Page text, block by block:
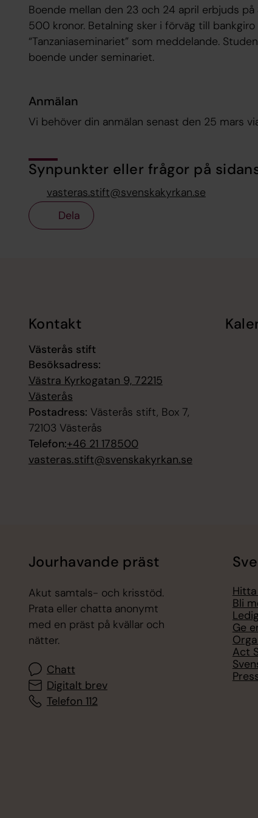
Boende mellan den 23 och 24 april erbjuds
500 kronor. Betalning sker i förväg till
“Tanzaniaseminariet” som meddelande.
boende under seminariet.
Anmälan
Vi behöver din anmälan senast den 25 mars
Synpunkter eller frågor på
vasteras.stift@svenskakyrkan.se
Dela
Kontakt
Västerås stift
Besöksadress:
Västra Kyrkogatan 9, 72215
Västerås
Postadress: Västerås stift, Box 7,
72103 Västerås
Telefon:+46 21 178500
vasteras.stift@svenskakyrkan.se
Jourhavande präst
Akut samtals- och krisstöd.
Prata eller chatta anonymt
med en präst på kvällar och
nätter.
Chatt
Digitalt brev
Telefon 112
Bli
Ge
Act